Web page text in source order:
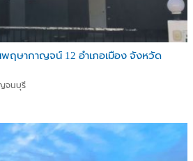
ฤษากาญจน์ 12 อำเภอเมือง จังหวัด
จนบุรี